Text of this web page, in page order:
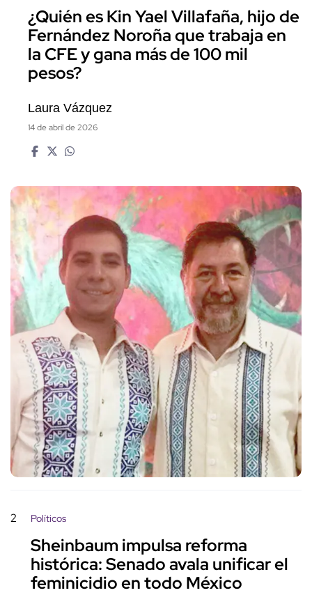
¿Quién es Kin Yael Villafaña, hijo de
Fernández Noroña que trabaja en
la CFE y gana más de 100 mil
pesos?
Laura Vázquez
14 de abril de 2026
2 Políticos
Sheinbaum impulsa reforma
histórica: Senado avala unificar el
feminicidio en todo México